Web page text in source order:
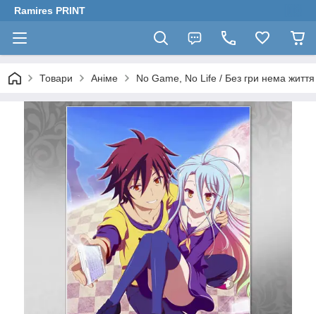
Ramires PRINT
Товари Аніме No Game, No Life / Без гри нема життя